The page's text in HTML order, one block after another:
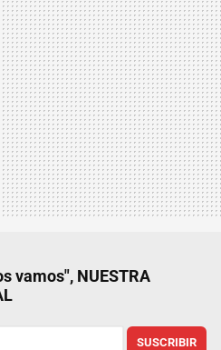
vamos", NUESTRA
SUSCRIBIR